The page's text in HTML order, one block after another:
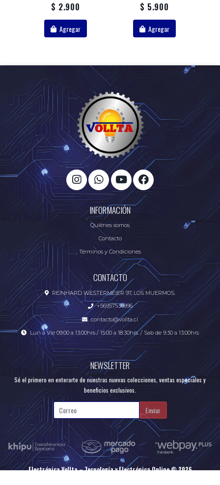
$ 2.900
Agregar
$ 5.900
Agregar
INFORMACIÓN
Quiénes somos
Contacto
Términos y Condiciones
CONTACTO
REINHARD WESTERMEIER 97, LOS MUERMOS.
+56957536996
contacto@vollta.cl
Lun a Vie 09:00 a 13:00hrs / 15:00 a 18:30hrs. / Sab de 9:30 a 13:00hrs
NEWSLETTER
Sé el primero en enterarte de nuestras nuevas colecciones, ventas especiales y
beneficios exclusivos.
Enviar
Electrónica Vollta – Tecnología y Electrónica Online © 2026